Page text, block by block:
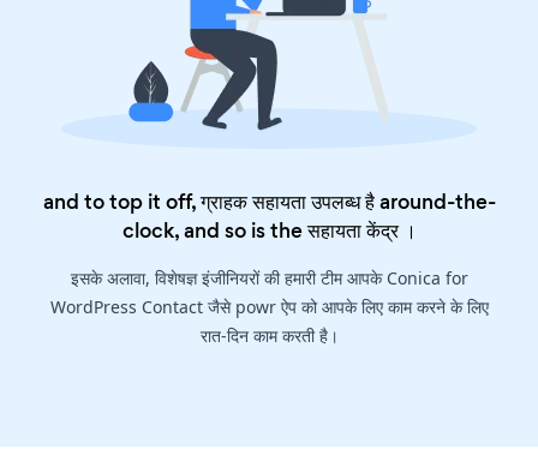
and to top it off, ग्राहक सहायता उपलब्ध है around-the-
clock, and so is theसहायता केंद्र।
इसके अलावा, विशेषज्ञ इंजीनियरों की हमारी टीम आपके Conica for
WordPress Contact जैसे powr ऐप को आपके लिए काम करने के लिए
रात-दिन काम करती है।